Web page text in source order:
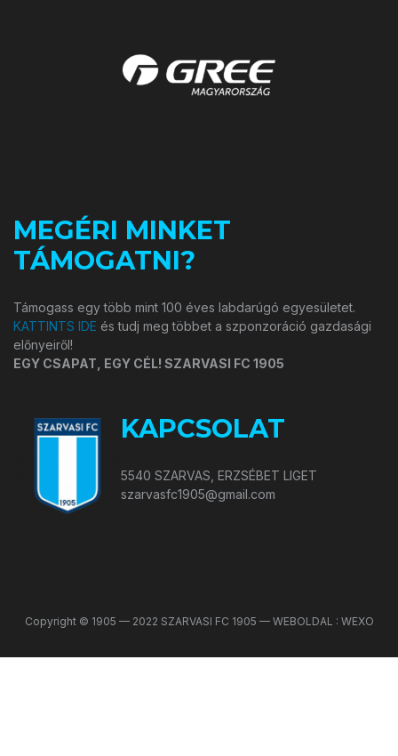
MEGÉRI MINKET
TÁMOGATNI?
Támogass egy több mint 100 éves labdarúgó egyesületet.
KATTINTS IDE és tudj meg többet a szponzoráció gazdasági
előnyeiről!
EGY CSAPAT, EGY CÉL! SZARVASI FC 1905
KAPCSOLAT
5540 SZARVAS, ERZSÉBET LIGET
szarvasfc1905@gmail.com
Copyright © 1905 — 2022 SZARVASI FC 1905 — WEBOLDAL : WEXO